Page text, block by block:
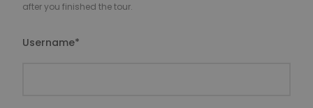
after you finished the tour.
Username*